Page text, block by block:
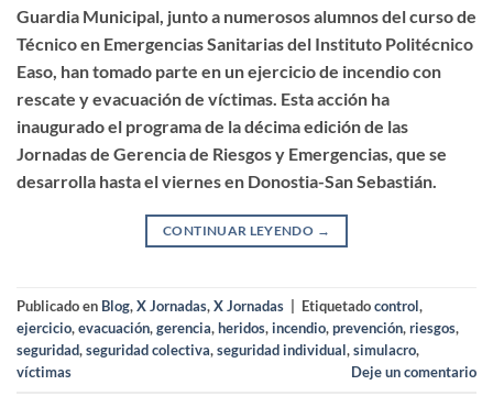
Guardia Municipal, junto a numerosos alumnos del curso de
Técnico en Emergencias Sanitarias del Instituto Politécnico
Easo, han tomado parte en un ejercicio de incendio con
rescate y evacuación de víctimas. Esta acción ha
inaugurado el programa de la décima edición de las
Jornadas de Gerencia de Riesgos y Emergencias, que se
desarrolla hasta el viernes en Donostia-San Sebastián.
CONTINUAR LEYENDO →
Publicado en Blog,X Jornadas,X Jornadas Etiquetadocontrol,
ejercicio,evacuación,gerencia,heridos,incendio,prevención,riesgos,
seguridad,seguridad colectiva,seguridad individual,simulacro,
víctimas
Deje un comentario